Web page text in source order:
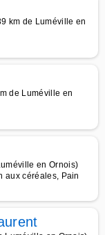
km de Luméville en
de Luméville en
en Ornois)
aux céréales, Pain